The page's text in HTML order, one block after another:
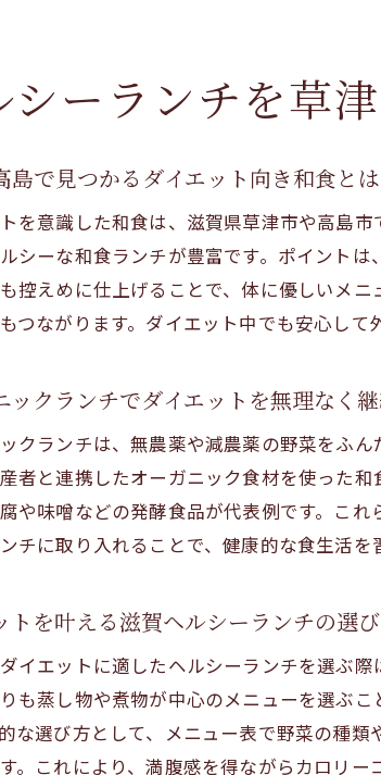
ヘ
滋
ダイエ
地
自
ダ
草
心と体
ダ
心
健
ダ
美
シーランチを草
島で見つかるダイエット向き和食とは
を意識した和食は、滋賀県草津市や高島
シーな和食ランチが豊富です。ポイント
控えめに仕上げることで、体に優しいメ
つながります。ダイエット中でも安心して
ックランチでダイエットを無理なく
クランチは、無農薬や減農薬の野菜をふ
者と連携したオーガニック食材を使った
や味噌などの発酵食品が代表例です。こ
チに取り入れることで、健康的な食生活を
トを叶える滋賀ヘルシーランチの選
イエットに適したヘルシーランチを選ぶ
も蒸し物や煮物が中心のメニューを選ぶ
な選び方として、メニュー表で野菜の種
。これにより、満腹感を得ながらカロリー